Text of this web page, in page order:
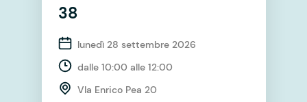
38
lunedì 28 settembre 2026
dalle 10:00 alle 12:00
VIa Enrico Pea 20